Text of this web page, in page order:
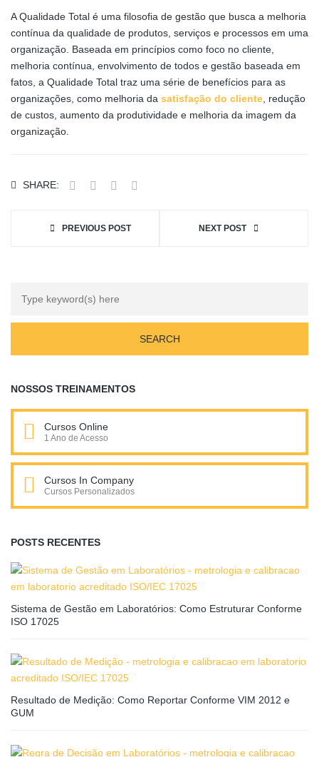
A Qualidade Total é uma filosofia de gestão que busca a melhoria
contínua da qualidade de produtos, serviços e processos em uma
organização. Baseada em princípios como foco no cliente,
melhoria contínua, envolvimento de todos e gestão baseada em
fatos, a Qualidade Total traz uma série de benefícios para as
organizações, como melhoria da satisfação do cliente , redução
de custos, aumento da produtividade e melhoria da imagem da
organização.
SHARE:
PREVIOUS POST NEXT POST
NOSSOS TREINAMENTOS
Cursos Online
1 Ano de Acesso
Cursos In Company
Cursos Personalizados
POSTS RECENTES
Sistema de Gestão em Laboratórios: Como Estruturar Conforme
ISO 17025
Resultado de Medição: Como Reportar Conforme VIM 2012 e
GUM